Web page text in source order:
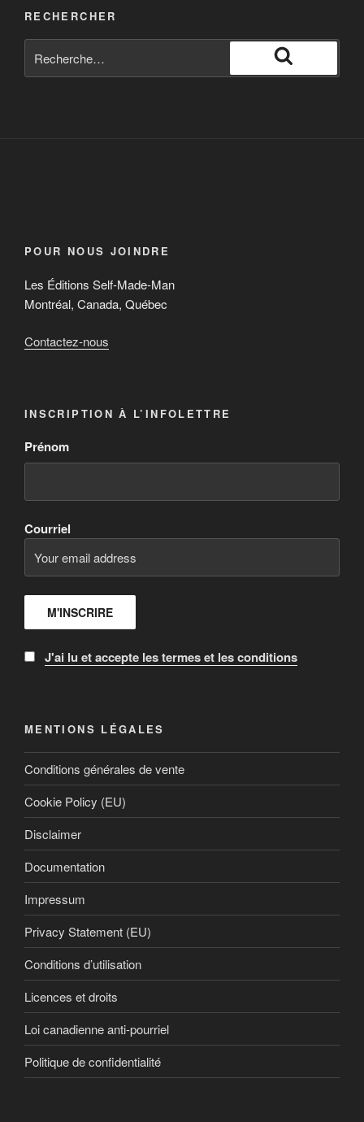
RECHERCHER
POUR NOUS JOINDRE
Les Éditions Self-Made-Man
Montréal, Canada, Québec
Contactez-nous
INSCRIPTION À L’INFOLETTRE
Prénom
Courriel
J'ai lu et accepte les termes et les conditions
MENTIONS LÉGALES
Conditions générales de vente
Cookie Policy (EU)
Disclaimer
Documentation
Impressum
Privacy Statement (EU)
Conditions d’utilisation
Licences et droits
Loi canadienne anti-pourriel
Politique de confidentialité